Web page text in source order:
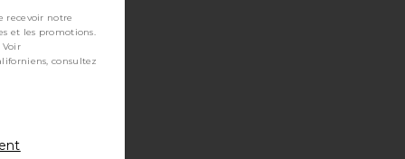
recevoir notre
et les promotions.